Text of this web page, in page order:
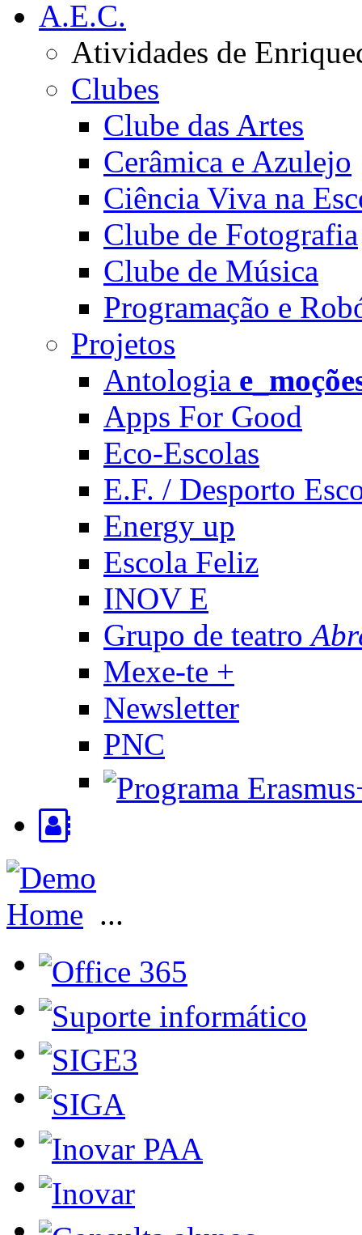
A.E.C.
Atividades de
Clubes
Clube das Artes
Cerâmica e Azulejo
Ciência Viva na
Clube de Fotografia
Clube de Música
Programação e
Projetos
Antologia
Apps For Good
Eco-Escolas
E.F. / Desporto
Energy up
Escola Feliz
INOV E
Grupo de teatro
Mexe-te +
Newsletter
PNC
Home ...